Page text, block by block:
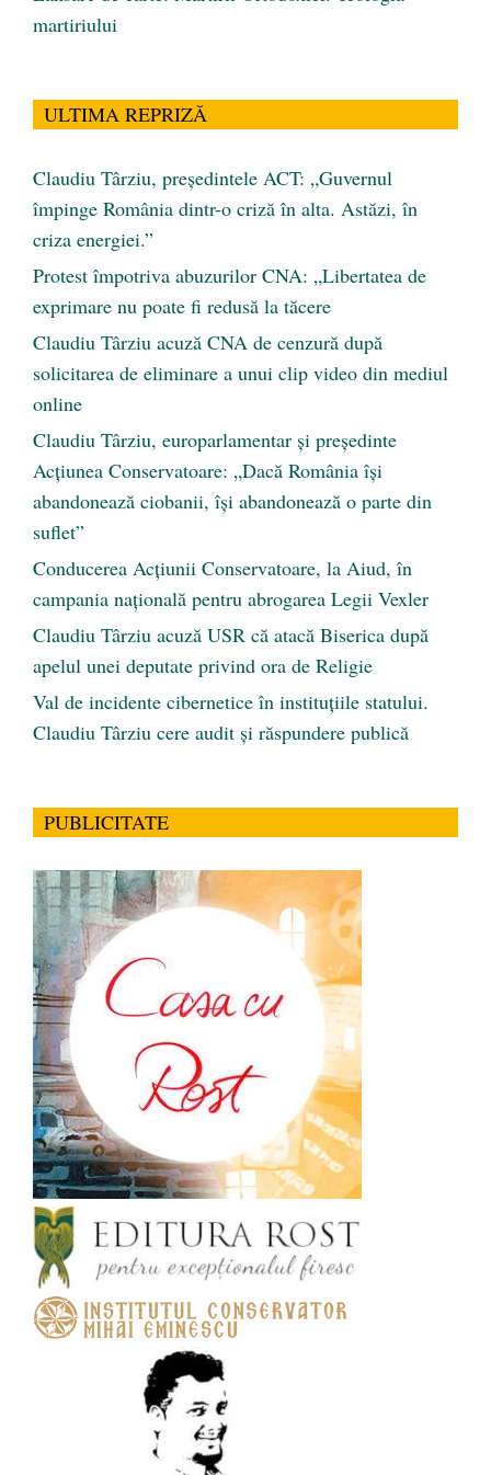
martiriului
ULTIMA REPRIZĂ
Claudiu Târziu, președintele ACT: „Guvernul
împinge România dintr-o criză în alta. Astăzi, în
criza energiei.”
Protest împotriva abuzurilor CNA: „Libertatea de
exprimare nu poate fi redusă la tăcere
Claudiu Târziu acuză CNA de cenzură după
solicitarea de eliminare a unui clip video din mediul
online
Claudiu Târziu, europarlamentar și președinte
Acțiunea Conservatoare: „Dacă România își
abandonează ciobanii, își abandonează o parte din
suflet”
Conducerea Acțiunii Conservatoare, la Aiud, în
campania națională pentru abrogarea Legii Vexler
Claudiu Târziu acuză USR că atacă Biserica după
apelul unei deputate privind ora de Religie
Val de incidente cibernetice în instituțiile statului.
Claudiu Târziu cere audit și răspundere publică
PUBLICITATE